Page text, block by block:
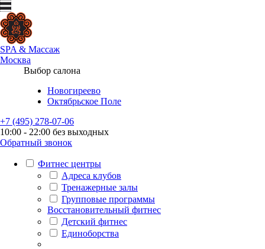
SPA & Массаж
Москва
Выбор салона
Новогиреево
Октябрьское Поле
+7 (495) 278-07-06
10:00 - 22:00 без выходных
Обратный звонок
Фитнес центры
Адреса клубов
Тренажерные залы
Групповые программы
Восстановительный фитнес
Детский фитнес
Единоборства